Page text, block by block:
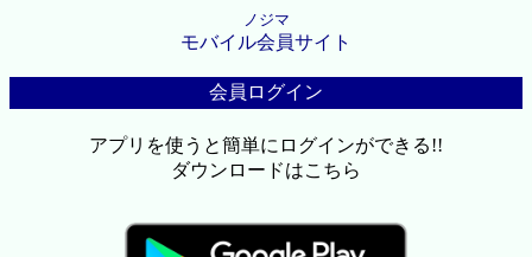
ノジマ
モバイル会員サイト
会員ログイン
アプリを使うと簡単にログインができる!!
ダウンロードはこちら